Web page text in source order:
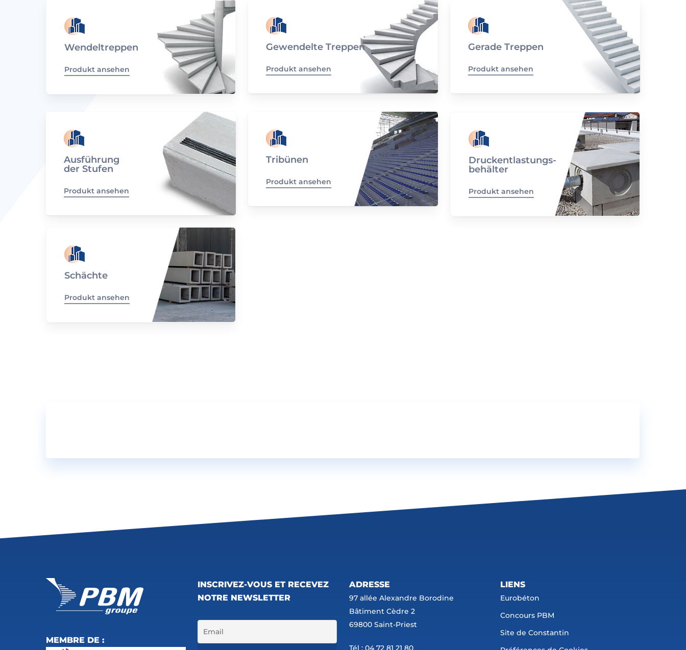
Wendeltreppen
Produkt ansehen
Gewendelte Treppen
Produkt ansehen
Gerade Treppen
Produkt ansehen
Ausführung
der Stufen
Produkt ansehen
Tribünen
Produkt ansehen
Druckentlastungs-
behälter
Produkt ansehen
Schächte
Produkt ansehen
MEMBRE DE :
INSCRIVEZ-VOUS ET RECEVEZ
NOTRE NEWSLETTER
ADRESSE
97 allée Alexandre Borodine
Bâtiment Cèdre 2
69800 Saint-Priest
Tél : 04 72 81 21 80
LIENS
Eurobéton
Concours PBM
Site de Constantin